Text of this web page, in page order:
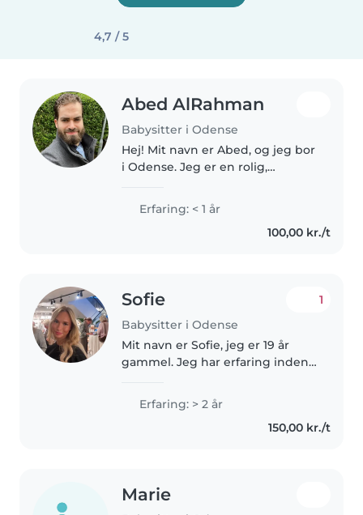
4,7 / 5
Abed AlRahman
Babysitter i Odense
Hej! Mit navn er Abed, og jeg bor
i Odense. Jeg er en rolig,
der virkelig nyder at tilbringe tid
sammen med børn. Jeg har et
Erfaring: < 1 år
100,00 kr./t
Sofie
Babysitter i Odense
1
Mit navn er Sofie, jeg er 19 år
gammel. Jeg har erfaring inden
har passet en dreng på 9mdr og
passet børn i min familie. Jeg har
Erfaring: > 2 år
150,00 kr./t
Marie